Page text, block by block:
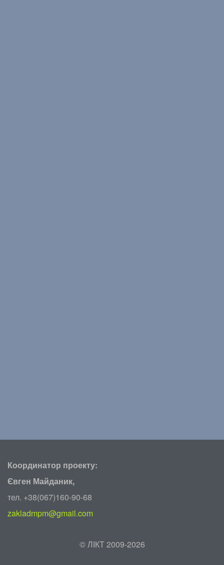
Координатор проекту:
Євген Майданик,
тел. +38(067)160-90-68
zakladmpm@gmail.com
©ЛІКТ 2009-2026